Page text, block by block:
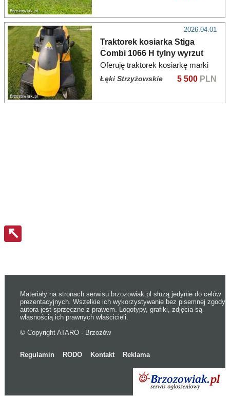
hydrostatyczną skrzynią biegów.
Kosisko o szerokości 84cm
załączane
2026.04.01
Traktorek kosiarka Stiga
Combi 1066 H tylny wyrzut
kosz mulczowanie
Oferuję traktorek kosiarkę marki
Stiga z tylnym wyrzutem i
kosiska na wyrzut boczny oraz na
5 500 PLN
Łęki Strzyżowskie
↖
Materiały na stronach serwisu brzozowiak.pl służą jedynie do celów
prezentacyjnych. Wszelkie ich wykorzystywanie bez pisemnej zgody
autora jest sprzeczne z prawem. Logotypy, grafiki, zdjęcia są
własnością ich prawnych właścicieli.
© Copyright ATARO - Brzozów
Regulamin RODO Kontakt Reklama